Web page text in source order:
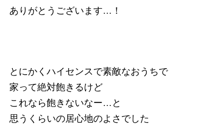
ありがとうございます…！
とにかくハイセンスで素敵なおうちで
家って絶対飽きるけど
これなら飽きないなー…と
思うくらいの居心地のよさでした